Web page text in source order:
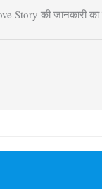
Story की जानकारी